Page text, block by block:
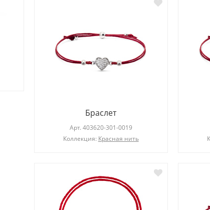
Арт.102781-101-0019
Браслет
Арт. 403620-301-0019
Коллекция: Красная нить